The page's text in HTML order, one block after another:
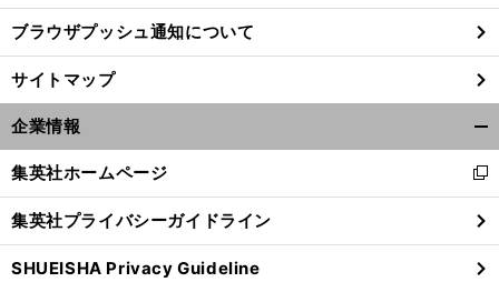
ブラウザプッシュ通知について
サイトマップ
企業情報
閉
る
集英社ホームページ
新
し
い
ウ
ィ
集英社プライバシーガイドライン
SHUEISHA Privacy Guideline